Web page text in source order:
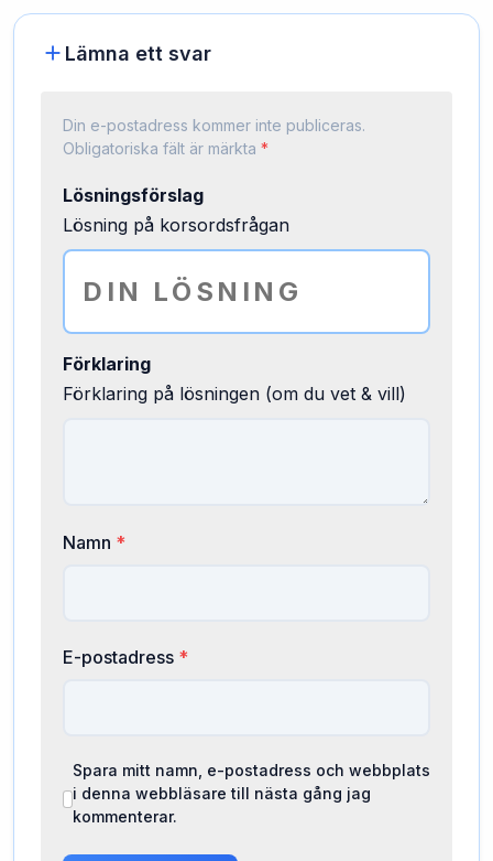
Lämna ett svar
Din e-postadress kommer inte publiceras.
Obligatoriska fält är märkta *
Lösningsförslag
Lösning på korsordsfrågan
Förklaring
Förklaring på lösningen (om du vet & vill)
Namn *
E-postadress *
Spara mitt namn, e-postadress och webbplats
i denna webbläsare till nästa gång jag
kommenterar.